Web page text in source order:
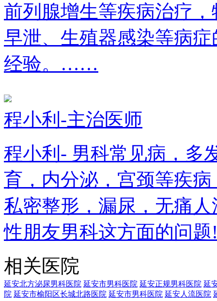
前列腺增生等疾病治疗
早泄、生殖器感染等病
经验。……
程小利-主治医师
程小利- 男科常见病，多
育，内分泌，宫颈等疾
私密整形，漏尿，无痛
性朋友男科这方面的问
相关医院
延安北方泌尿男科医院 延安市男科医院 延安正规男科医院 延
院 延安市榆阳区长城北路医院 延安市男科医院 延安人流医院